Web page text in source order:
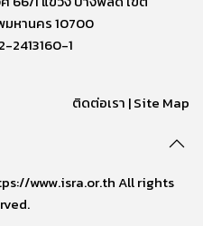
หานคร 10700
2413160-1
ติดต่อเรา |Site Map
www.isra.or.th All rights